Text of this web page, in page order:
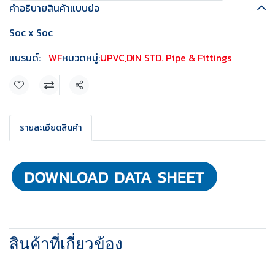
คำอธิบายสินค้าแบบย่อ
Soc x Soc
แบรนด์: WFหมวดหมู่:UPVC,DIN STD. Pipe & Fittings
แชร์
รายละเอียดสินค้า
สินค้าที่เกี่ยวข้อง